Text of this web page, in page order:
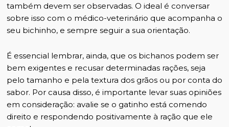
também devem ser observadas. O ideal é conversar
sobre isso com o médico-veterinário que acompanha o
seu bichinho, e sempre seguir a sua orientação.
É essencial lembrar, ainda, que os bichanos podem ser
bem exigentes e recusar determinadas rações, seja
pelo tamanho e pela textura dos grãos ou por conta do
sabor. Por causa disso, é importante levar suas opiniões
em consideração: avalie se o gatinho está comendo
direito e respondendo positivamente à ração que ele